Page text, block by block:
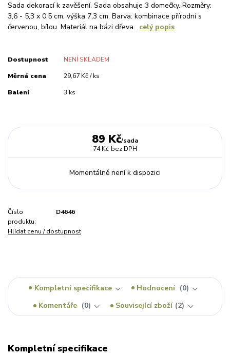
Sada dekorací k zavěšení. Sada obsahuje 3 domečky. Rozměry:
3,6 - 5,3 x 0,5 cm, výška 7,3 cm. Barva: kombinace přírodní s
červenou, bílou. Materiál na bázi dřeva. celý popis
Dostupnost NENÍ SKLADEM
Měrná cena 29,67 Kč / ks
Balení 3 ks
89 Kč/sada
74 Kč bez DPH
Momentálně není k dispozici
Číslo
produktu:
D4646
Hlídat cenu / dostupnost
Kompletní specifikace Hodnocení
0
Komentáře
0 Související zboží 2
Kompletní specifikace